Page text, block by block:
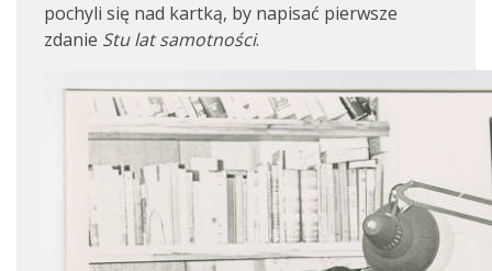
pochyli się nad kartką, by napisać pierwsze
zdanie Stu lat samotności.